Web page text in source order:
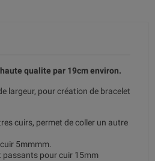
qualite par 19cm environ.
largeur, pour création de bracelet
cuirs, permet de coller un autre
5mmmm.
passants pour cuir 15mm